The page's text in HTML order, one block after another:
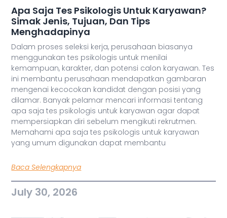
Apa Saja Tes Psikologis Untuk Karyawan?
Simak Jenis, Tujuan, Dan Tips
Menghadapinya
Dalam proses seleksi kerja, perusahaan biasanya
menggunakan tes psikologis untuk menilai
kemampuan, karakter, dan potensi calon karyawan. Tes
ini membantu perusahaan mendapatkan gambaran
mengenai kecocokan kandidat dengan posisi yang
dilamar. Banyak pelamar mencari informasi tentang
apa saja tes psikologis untuk karyawan agar dapat
mempersiapkan diri sebelum mengikuti rekrutmen.
Memahami apa saja tes psikologis untuk karyawan
yang umum digunakan dapat membantu
Baca Selengkapnya
July 30, 2026